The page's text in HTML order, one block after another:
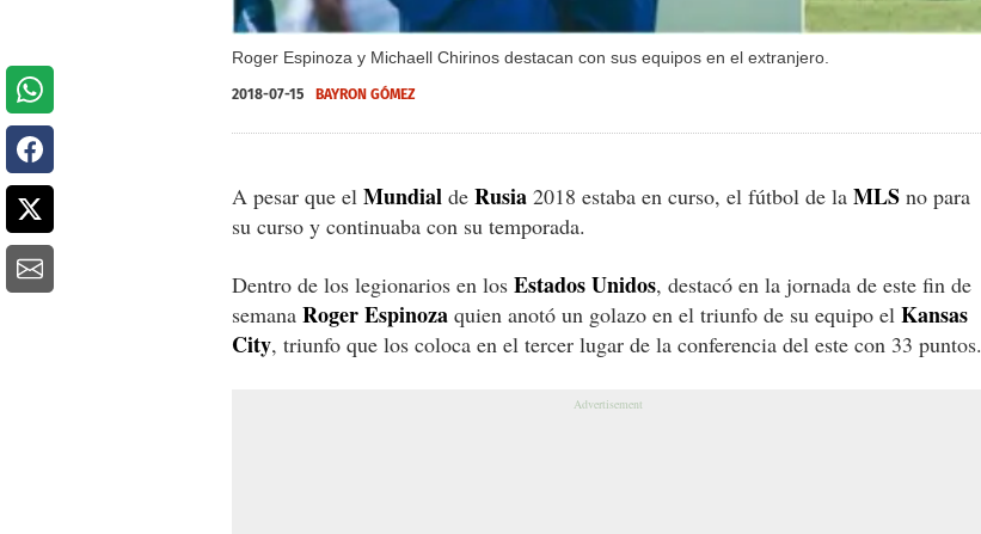
Roger Espinoza y Michaell Chirinos destacan con sus equipos en el extranjero.
2018-07-15 BAYRON GÓMEZ
A pesar que el Mundial de Rusia 2018 estaba en curso, el fútbol de la MLS no para
su curso y continuaba con su temporada.
Dentro de los legionarios en los Estados Unidos, destacó en la jornada de este fin de
semana Roger Espinoza quien anotó un golazo en el triunfo de su equipo el Kansas
City, triunfo que los coloca en el tercer lugar de la conferencia del este con 33 puntos.